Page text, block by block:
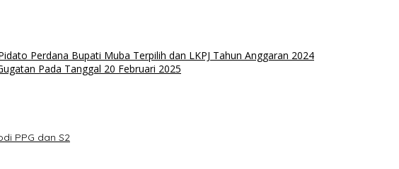
Perdana Bupati Muba Terpilih dan LKPJ Tahun Anggaran 2024
Pada Tanggal 20 Februari 2025
PPG dan S2